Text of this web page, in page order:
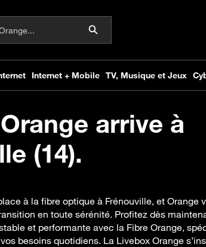
arrive à
(14).
à la fibre optique à Frénouville, et Orange
en toute sérénité. Profitez dès
et performante avec la Fibre Orange,
besoins quotidiens. La Livebox Orange